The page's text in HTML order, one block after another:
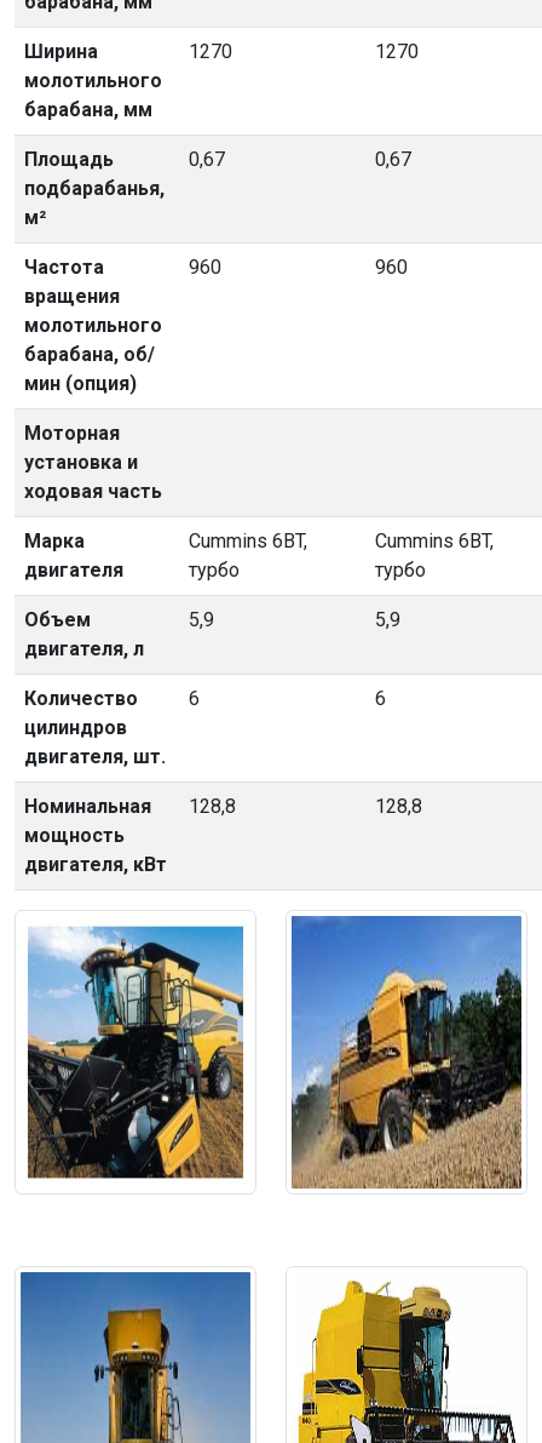
Ширина
молотильного
барабана, мм
1270 1270
Площадь
подбарабанья,
м²
0,67 0,67
Частота
вращения
молотильного
барабана, об/
мин (опция)
960 960
Моторная
установка и
ходовая часть
Марка
двигателя
Cummins 6BT,
турбо
Cummins 6BT,
турбо
Объем
двигателя, л
5,9 5,9
Количество
цилиндров
двигателя, шт.
6 6
Номинальная
мощность
двигателя, кВт
128,8 128,8